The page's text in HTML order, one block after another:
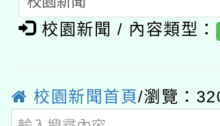
年度健康促進學校輔導
原住民族教育政策研討
族教育國際趨勢與發展
轉知教育部國民及學前
新北市政府教育局辦理
方素養工作坊新北場」
函轉國立臺灣師範大學
「族語學習班」招生簡
文教學共融平台-教案
件」活動簡章
教育部國民及學前教育
年度COVID-19疫苗接
校園新聞 / 內容類型：
校園新聞首頁/瀏覽：